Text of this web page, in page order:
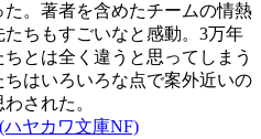
た。著者を含めたチームの情熱
たちもすごいなと感動。3万年
とは全く違うと思ってしまう
ちはいろいろな点で案外近いの
された。
ハヤカワ文庫NF)